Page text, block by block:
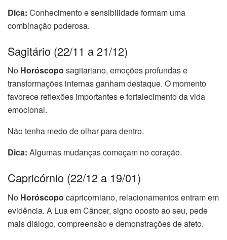
Dica: Conhecimento e sensibilidade formam uma
combinação poderosa.
Sagitário (22/11 a 21/12)
No Horóscopo sagitariano, emoções profundas e
transformações internas ganham destaque. O momento
favorece reflexões importantes e fortalecimento da vida
emocional.
Não tenha medo de olhar para dentro.
Dica: Algumas mudanças começam no coração.
Capricórnio (22/12 a 19/01)
No Horóscopo capricorniano, relacionamentos entram em
evidência. A Lua em Câncer, signo oposto ao seu, pede
mais diálogo, compreensão e demonstrações de afeto.